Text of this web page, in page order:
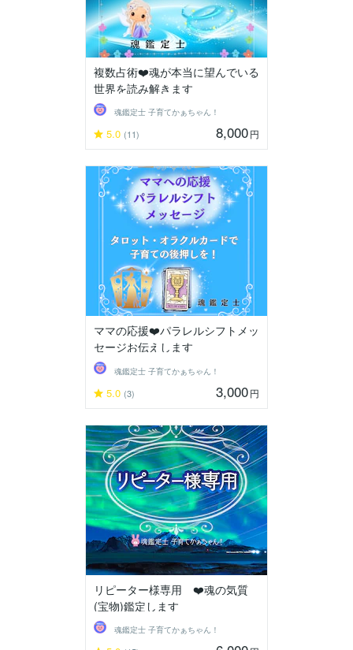
複数占術❤️魂が本当に望んでいる
世界を読み解きます
魂鑑定士 子育てかぁちゃん！
5.0 (11) 8,000円
ママの応援❤️パラレルシフトメッ
セージお伝えします
魂鑑定士 子育てかぁちゃん！
5.0 (3) 3,000円
リピーター様専用 ❤️魂の気質
(宝物)鑑定します
魂鑑定士 子育てかぁちゃん！